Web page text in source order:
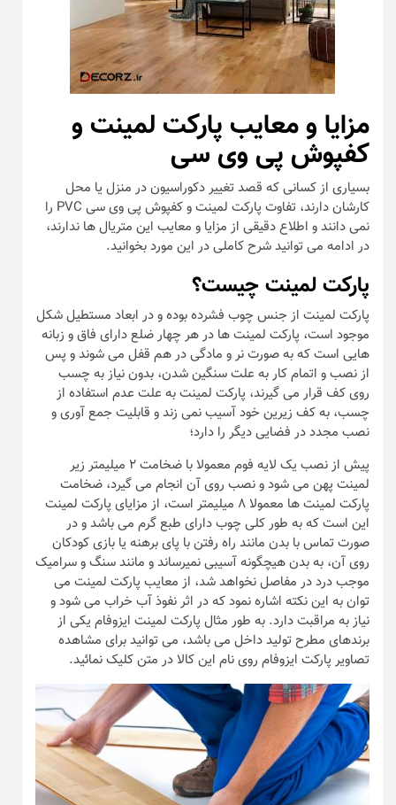
مزایا و معایب پارکت لمینت و
کفپوش پی وی سی
بسیاری از کسانی که قصد تغییر دکوراسیون در منزل یا محل
کارشان دارند، تفاوت پارکت لمینت و کفپوش پی وی سی PVC را
نمی دانند و اطلاع دقیقی از مزایا و معایب این متریال ها ندارند،
در ادامه می توانید شرح کاملی در این مورد بخوانید.
پارکت لمینت چیست؟
پارکت لمینت از جنس چوب فشرده بوده و در ابعاد مستطیل شکل
موجود است، پارکت لمینت ها در هر چهار ضلع دارای فاق و زبانه
هایی است که به صورت نر و مادگی در هم قفل می شوند و پس
از نصب و اتمام کار به علت سنگین شدن، بدون نیاز به چسب
روی کف قرار می گیرند، پارکت لمینت به علت عدم استفاده از
چسب، به کف زیرین خود آسیب نمی زند و قابلیت جمع آوری و
نصب مجدد در فضایی دیگر را دارد؛
پیش از نصب یک لایه فوم معمولا با ضخامت ۲ میلیمتر زیر
لمینت پهن می شود و نصب روی آن انجام می گیرد، ضخامت
پارکت لمینت ها معمولا ۸ میلیمتر است، از مزایای پارکت لمینت
این است که به طور کلی چوب دارای طبع گرم می باشد و در
صورت تماس با بدن مانند راه رفتن با پای برهنه یا بازی کودکان
روی آن، به بدن هیچگونه آسیبی نمیرساند و مانند سنگ و سرامیک
موجب درد در مفاصل نخواهد شد، از معایب پارکت لمینت می
توان به این نکته اشاره نمود که در اثر نفوذ آب خراب می شود و
نیاز به مراقبت دارد. به طور مثال پارکت لمینت ایزوفام یکی از
برندهای مطرح تولید داخل می باشد، می توانید برای مشاهده
تصاویر پارکت ایزوفام روی نام این کالا در متن کلیک نمائید.